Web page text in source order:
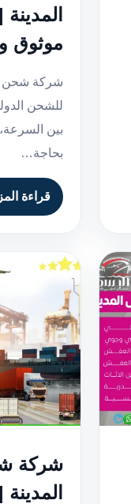
موثوق
شركة شحن
للشحن
بين
بحاجة…
قراءة
شركة